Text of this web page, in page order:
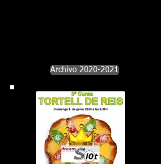
Archivo 2020-2021